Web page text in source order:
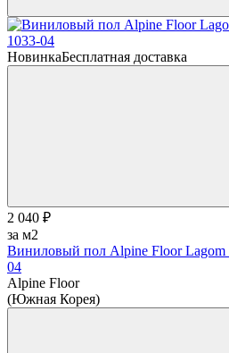
НовинкаБесплатная доставка
2 040 ₽
за м2
Виниловый пол Alpine Floor Lagom
04
Alpine Floor
(Южная Корея)